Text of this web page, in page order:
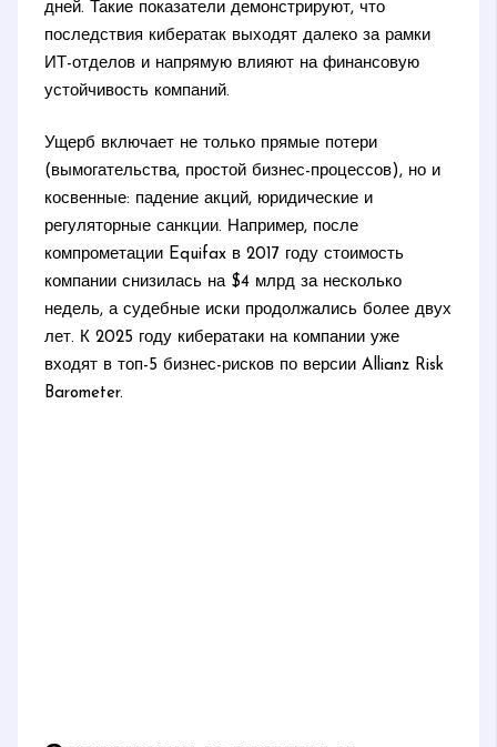
дней. Такие показатели демонстрируют, что
последствия кибератак выходят далеко за рамки
ИТ-отделов и напрямую влияют на финансовую
устойчивость компаний.
Ущерб включает не только прямые потери
(вымогательства, простой бизнес-процессов), но и
косвенные: падение акций, юридические и
регуляторные санкции. Например, после
компрометации Equifax в 2017 году стоимость
компании снизилась на $4 млрд за несколько
недель, а судебные иски продолжались более двух
лет. К 2025 году кибератаки на компании уже
входят в топ-5 бизнес-рисков по версии Allianz Risk
Barometer.